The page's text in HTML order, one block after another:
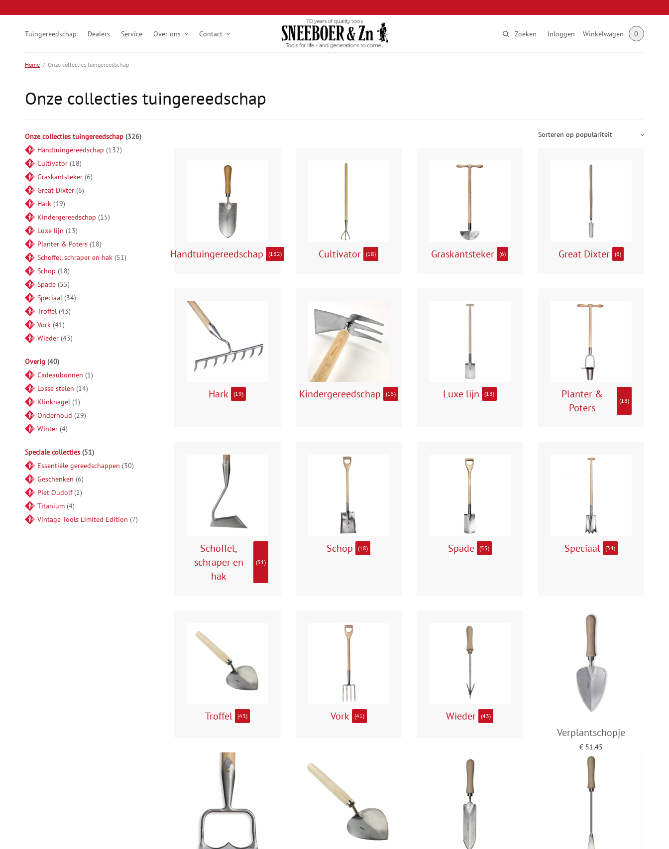
Tuingereedschap Dealers Service Over ons Contact Zoeken Inloggen Winkelwagen 0
Home / Onze collecties tuingereedschap
Onze collecties tuingereedschap
Onze collecties tuingereedschap 326
Handtuingereedschap 132
Cultivator 18
Graskantsteker 6
Great Dixter 6
Hark 19
Kindergereedschap 15
Luxe lijn 13
Planter & Poters 18
Schoffel, schraper en hak 51
Schop 18
Spade 55
Speciaal 34
Troffel 43
Vork 41
Wieder 43
Overig 40
Cadeaubonnen 1
Losse stelen 14
Klinknagel 1
Onderhoud 29
Winter 4
Speciale collecties 51
Essentiële gereedschappen 30
Geschenken 6
Piet Oudolf 2
Titanium 4
Vintage Tools Limited Edition 7
Handtuingereedschap (132) Cultivator (18) Graskantsteker (6) Great Dixter (6)
Hark (19) Kindergereedschap (15) Luxe lijn (13)
Planter &
Poters
(18)
Schoffel,
schraper en
hak
(51)
Schop (18) Spade (55) Speciaal (34)
Troffel (43) Vork (41) Wieder (43)
Verplantschopje
€51,45
Toevoegen aan winkelwagen